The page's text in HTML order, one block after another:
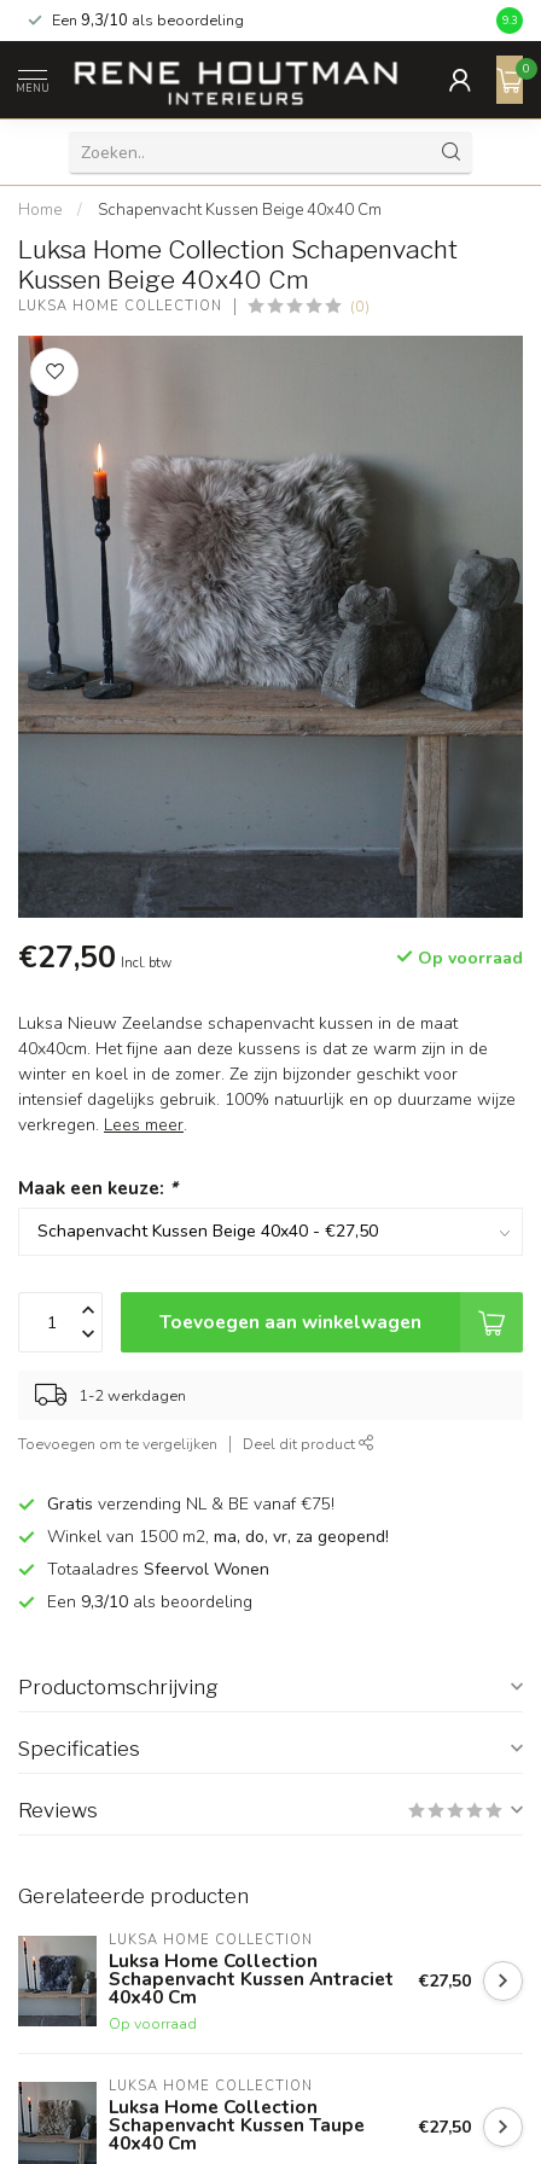
Een 9,3/10 als beoordeling 9.3
MENU
0
Home / Schapenvacht Kussen Beige 40x40 Cm
Luksa Home Collection Schapenvacht
Kussen Beige 40x40 Cm
LUKSA HOME COLLECTION (0)
€27,50 Incl. btw Op voorraad
Luksa Nieuw Zeelandse schapenvacht kussen in de maat
40x40cm. Het fijne aan deze kussens is dat ze warm zijn in de
winter en koel in de zomer. Ze zijn bijzonder geschikt voor
intensief dagelijks gebruik. 100% natuurlijk en op duurzame wijze
verkregen. Lees meer.
Maak een keuze: *
Toevoegen aan winkelwagen
1-2 werkdagen
Toevoegen om te vergelijken Deel dit product
Gratis verzending NL & BE vanaf €75!
Winkel van 1500 m2, ma, do, vr, za geopend!
Totaaladres Sfeervol Wonen
Een 9,3/10 als beoordeling
Productomschrijving
Specificaties
Reviews
Gerelateerde producten
LUKSA HOME COLLECTION
Luksa Home Collection
Schapenvacht Kussen Antraciet
40x40 Cm
Op voorraad
€27,50
LUKSA HOME COLLECTION
Luksa Home Collection
Schapenvacht Kussen Taupe
40x40 Cm
€27,50